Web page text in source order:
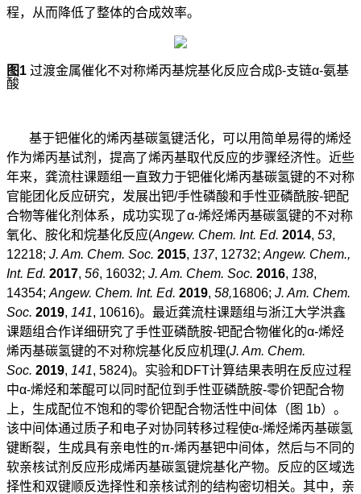
程，从而降低了整体的合成效率。
图1 过渡金属催化不对称烯丙基烷基化反应合成β-支链α-氨基
酸
基于钯催化的烯丙基碳氢键活化，可以用简单易得的烯烃
作为烯丙基试剂，提高了烯丙基取代反应的步骤经济性。近些
年来，龚流柱课题组一直致力于钯催化烯丙基碳氢键的不对称
官能团化反应研究，发展出钯/手性磷酸和手性亚磷酰胺-钯配
合物等催化剂体系，成功实现了α-烯烃烯丙基碳氢键的不对称
氧化、胺化和烷基化反应(Angew. Chem. Int. Ed. 2014, 53,
12218; J. Am. Chem. Soc. 2015, 137, 12732; Angew. Chem.,
Int. Ed. 2017, 56, 16032; J. Am. Chem. Soc. 2016, 138,
14354; Angew. Chem. Int. Ed. 2019, 58,16806; J. Am. Chem.
Soc. 2019, 141, 10616)。最近龚流柱课题组与浙江大学洪鑫
课题组合作详细研究了手性亚磷酰胺-钯配合物催化的α-烯烃
烯丙基碳氢键的不对称烷基化反应机理(J. Am. Chem.
Soc. 2019, 141, 5824)。实验和 DFT计算结果表明在反应过程
中α-烯烃和苯醌可以同时配位到手性亚磷酰胺-零价钯配合物
上，生成配位不饱和的零价钯配合物活性中间体（图 1b）。
该中间体通过质子和电子对协同转移过程使α-烯烃烯丙基碳氢
键断裂，生成具有亲电性的π-烯丙基钯中间体，然后与不同的
软亲核试剂反应形成烯丙基碳氢键烷基化产物。反应的区域选
择性和双键顺反选择性和亲核试剂的结构密切相关。其中，亲